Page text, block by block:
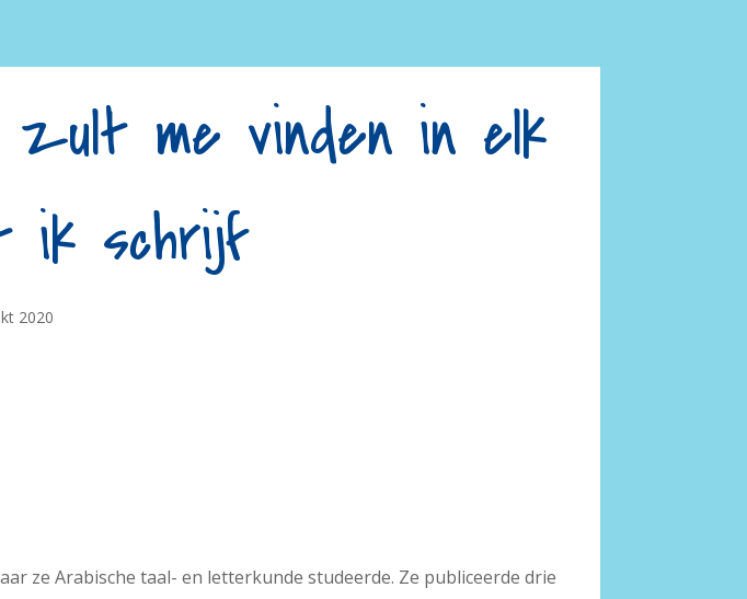
zult me vinden in elk
ik schrijf
2020
ze Arabische taal- en letterkunde studeerde. Ze publiceerde drie